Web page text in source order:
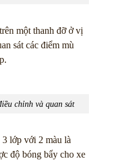
một thanh đỡ ở vị
sát các điểm mù
chỉnh và quan sát
lớp với 2 màu là
độ bóng bẩy cho xe